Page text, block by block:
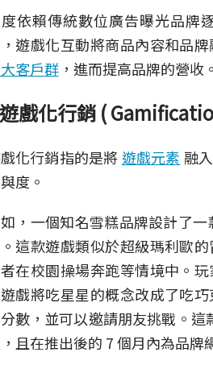
依賴傳統數位廣告曝光品牌
遊戲化互動將商品內容和品
客戶群，進而提高品牌的營收。
戲化行銷 (
化行銷指的是將 遊戲元素 融
度。
，一個知名雪糕品牌設計了一
這款遊戲類似於超級瑪利歐
在校園操場奔跑等情境中。
戲將吃星星的概念改成了吃
數，並可以邀請朋友挑戰。
且在推出後的 7 個月內為品牌